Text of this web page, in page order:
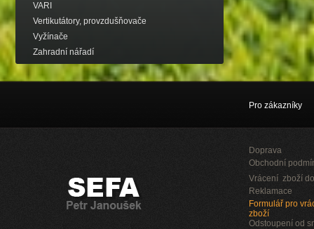
VARI
Vertikutátory, provzdušňovače
Vyžínače
Zahradní nářadí
Pro zákazníky
Doprava
Obchodní
Vrácení zboží
Reklamace
Formulář pro
zboží
Odstoupení od